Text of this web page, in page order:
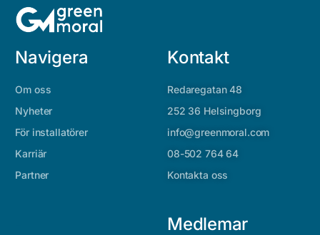
Navigera
Om oss
Nyheter
För installatörer
Karriär
Partner
Kontakt
Redaregatan 48
252 36 Helsingborg
info@greenmoral.com
08-502 764 64
Kontakta oss
Medlemar